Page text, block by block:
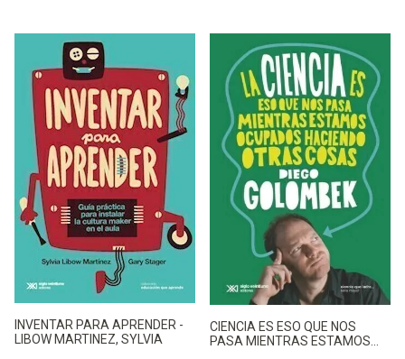
INVENTAR PARA APRENDER -
LIBOW MARTINEZ, SYLVIA
CIENCIA ES ESO QUE NOS
PASA MIENTRAS ESTAMOS